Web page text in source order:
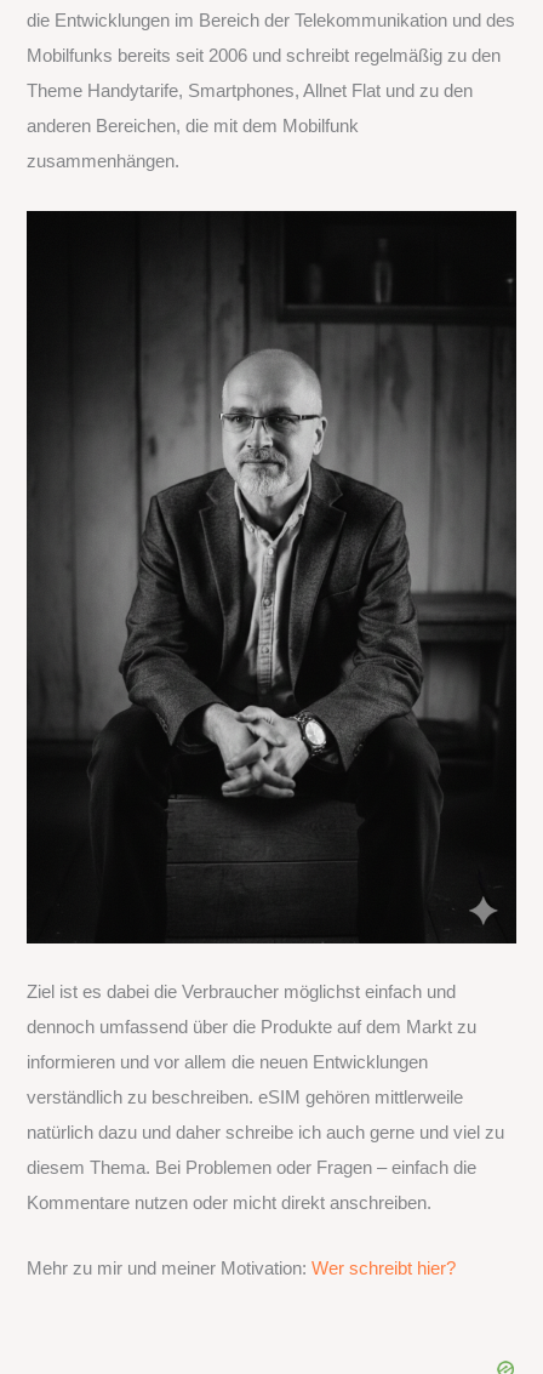
n
a
c
h
:
die Entwicklungen im Bereich der Telekommunikation und des
Mobilfunks bereits seit 2006 und schreibt regelmäßig zu den
Theme Handytarife, Smartphones, Allnet Flat und zu den
anderen Bereichen, die mit dem Mobilfunk
zusammenhängen.
Ziel ist es dabei die Verbraucher möglichst einfach und
dennoch umfassend über die Produkte auf dem Markt zu
informieren und vor allem die neuen Entwicklungen
verständlich zu beschreiben. eSIM gehören mittlerweile
natürlich dazu und daher schreibe ich auch gerne und viel zu
diesem Thema. Bei Problemen oder Fragen – einfach die
Kommentare nutzen oder micht direkt anschreiben.
Mehr zu mir und meiner Motivation:Wer schreibt hier?